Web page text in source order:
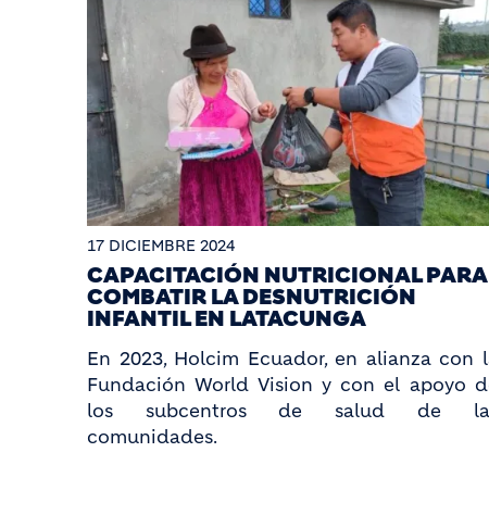
17 DICIEMBRE 2024
CAPACITACIÓN NUTRICIONAL PARA
COMBATIR LA DESNUTRICIÓN
INFANTIL EN LATACUNGA
En 2023, Holcim Ecuador, en alianza con
Fundación World Vision y con el apoyo
los subcentros de salud de
comunidades.